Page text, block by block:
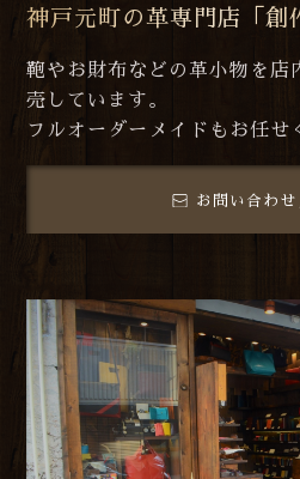
神戸元町の革専門店「創
鞄やお財布などの革小物を店
売しています。
フルオーダーメイドもお任せ
お問い合わせ